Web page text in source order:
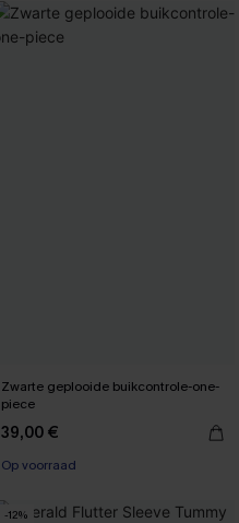
Zwarte geplooide buikcontrole-one-
piece
39,00 €
Op voorraad
-12%